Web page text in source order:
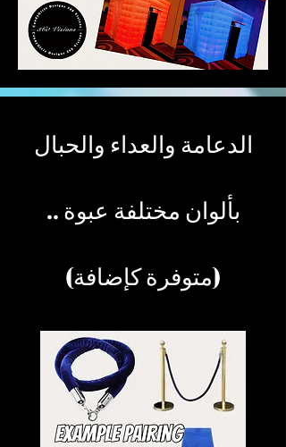
الدعامة والعداء والحبال
بألوان مختلفة​ عبوة ..
(متوفرة كإضافة)